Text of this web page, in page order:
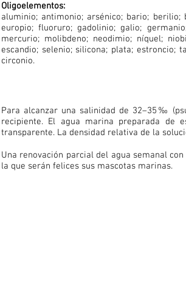
Oligoelementos:
aluminio; antimonio; arsénico; bario; berilio;
europio; fluoruro; gadolinio; galio;
mercurio; molibdeno; neodimio; níquel;
escandio; selenio; silicona; plata;
circonio.
Para alcanzar una salinidad de 32–35‰
recipiente. El agua marina preparada
transparente. La densidad relativa de la
Una renovación parcial del agua semanal
la que serán felices sus mascotas marinas.